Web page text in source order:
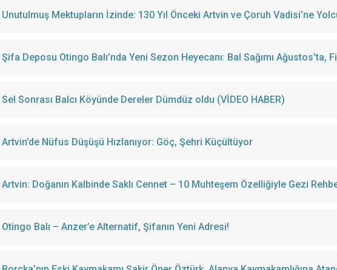
Unutulmuş Mektupların İzinde: 130 Yıl Önceki Artvin ve Çoruh Vadisi’ne
Şifa Deposu Otingo Balı’nda Yeni Sezon Heyecanı: Bal Sağımı Ağustos’ta,
Sel Sonrası Balcı Köyünde Dereler Dümdüz oldu (VİDEO HABER)
Artvin’de Nüfus Düşüşü Hızlanıyor: Göç, Şehri Küçültüyor
Artvin: Doğanın Kalbinde Saklı Cennet – 10 Muhteşem Özelliğiyle Gezi
Otingo Balı – Anzer’e Alternatif, Şifanın Yeni Adresi!